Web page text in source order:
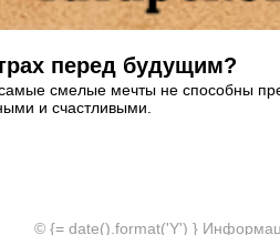
перед будущим?
смелые мечты не способны
и счастливыми.
© {= date().format('Y') }